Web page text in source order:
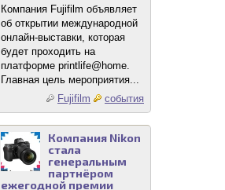
Компания Fujifilm объявляет
об открытии международной
онлайн-выставки, которая
будет проходить на
платформе printlife@home.
Главная цель мероприятия...
Fujifilm
события
Компания Nikon
стала
генеральным
партнёром
ежегодной премии